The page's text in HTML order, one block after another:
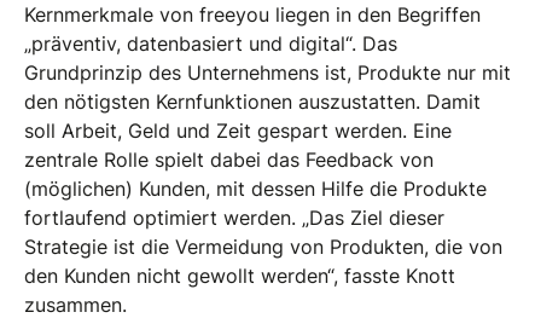
Kernmerkmale von freeyou liegen in den Begriffen
„präventiv, datenbasiert und digital“. Das
Grundprinzip des Unternehmens ist, Produkte nur mit
den nötigsten Kernfunktionen auszustatten. Damit
soll Arbeit, Geld und Zeit gespart werden. Eine
zentrale Rolle spielt dabei das Feedback von
(möglichen) Kunden, mit dessen Hilfe die Produkte
fortlaufend optimiert werden. „Das Ziel dieser
Strategie ist die Vermeidung von Produkten, die von
den Kunden nicht gewollt werden“, fasste Knott
zusammen.